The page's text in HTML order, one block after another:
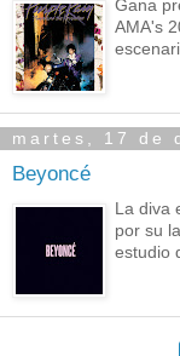
Gana
AMA's
martes, 17 de
Beyoncé
La diva
por su
estudio